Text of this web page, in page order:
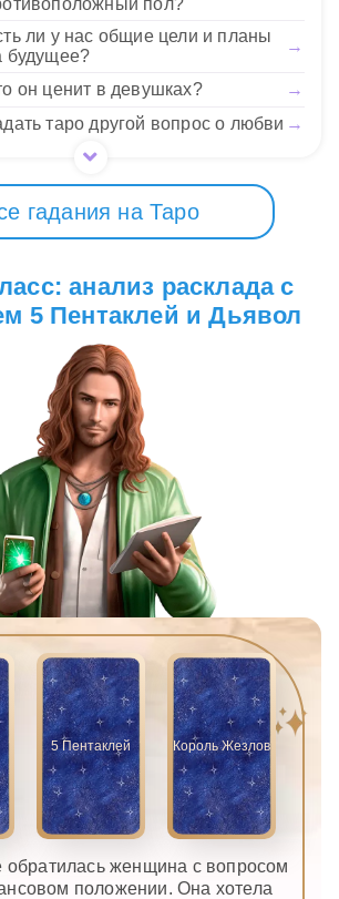
в круге страданий.
пол?
ли у нас общие цели и планы
будущее?
→
он ценит в девушках?
→
таро другой вопрос о любви →
гадания на Таро
анализ расклада с
5 Пентаклей и Дьявол
5 Пентаклей Король Жезлов
обратилась женщина с вопросом
положении. Она хотела